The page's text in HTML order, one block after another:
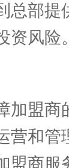
总部提
资风险
加盟商
营和管
盟商服